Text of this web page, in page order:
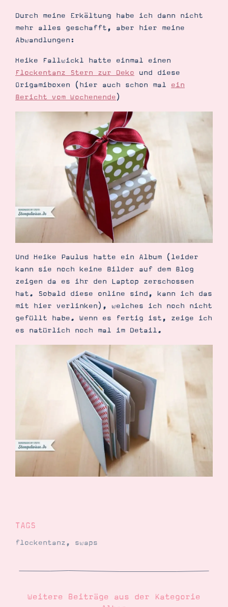
Durch meine Erkältung habe ich dann nicht
mehr alles geschafft, aber hier meine
Abwandlungen:
Heike Fallwickl hatte einmal einen
Flockentanz Stern zur Deko und diese
Origamiboxen (hier auch schon mal ein
Bericht vom Wochenende )
Und Heike Paulus hatte ein Album (leider
kann sie noch keine Bilder auf dem Blog
zeigen da es ihr den Laptop zerschossen
hat. Sobald diese online sind, kann ich das
mit hier verlinken), welches ich noch nicht
gefüllt habe. Wenn es fertig ist, zeige ich
es natürlich noch mal im Detail.
TAGS
flockentanz, swaps
Weitere Beiträge aus der Kategorie